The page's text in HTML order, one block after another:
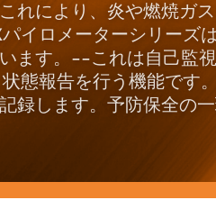
れにより、炎や燃焼ガ
イロメーターシリーズ
ます。--これは自己監
状態報告を行う機能です
録します。予防保全の